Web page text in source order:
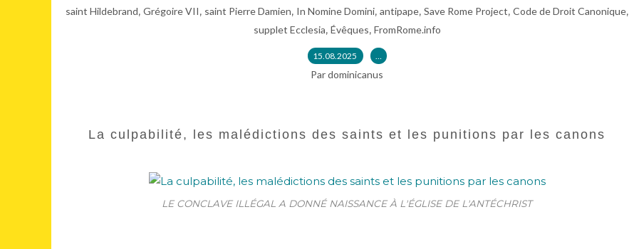
saint Hildebrand, Grégoire VII, saint Pierre Damien, In Nomine Domini, antipape, Save Rome Project, Code de Droit Canonique,
supplet Ecclesia, Évêques, FromRome.info
15.08.2025 …
Par dominicanus
La culpabilité, les malédictions des saints et les punitions par les canons
LE CONCLAVE ILLÉGAL A DONNÉ NAISSANCE À L'ÉGLISE DE L'ANTÉCHRIST